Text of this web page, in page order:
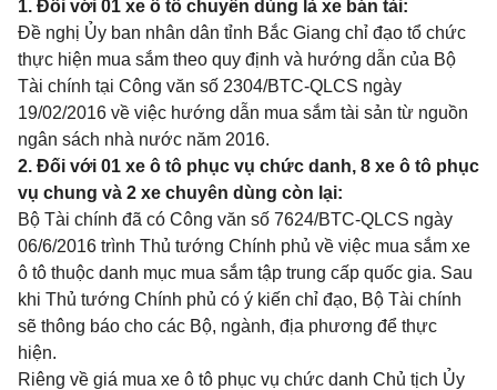
1. Đối với 01 xe ô tô chuyên dùng là xe bán tải:
Đề nghị Ủy ban nhân dân tỉnh Bắc Giang chỉ đạo tổ chức
thực hiện mua sắm theo quy định và hướng dẫn của Bộ
Tài chính tại Công văn số 2304/BTC-QLCS ngày
19/02/2016 về việc hướng dẫn mua sắm tài sản từ nguồn
ngân sách nhà nước năm 2016.
2. Đối với 01 xe ô tô phục vụ chức danh, 8 xe ô tô phục
vụ chung và 2 xe chuyên dùng còn lại:
Bộ Tài chính đã có Công văn số 7624/BTC-QLCS ngày
06/6/2016 trình Thủ tướng Chính phủ về việc mua sắm xe
ô tô thuộc danh mục mua sắm tập trung cấp quốc gia. Sau
khi Thủ tướng Chính phủ có ý kiến chỉ đạo, Bộ Tài chính
sẽ thông báo cho các Bộ, ngành, địa phương để thực
hiện.
Riêng về giá mua xe ô tô phục vụ chức danh Chủ tịch Ủy